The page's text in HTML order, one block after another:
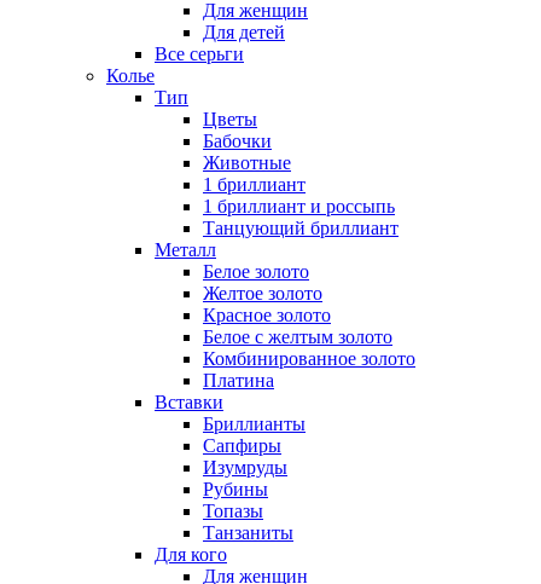
Для женщин
Для детей
Все серьги
Колье
Тип
Цветы
Бабочки
Животные
1 бриллиант
1 бриллиант и россыпь
Танцующий бриллиант
Металл
Белое золото
Желтое золото
Красное золото
Белое с желтым золото
Комбинированное золото
Платина
Вставки
Бриллианты
Сапфиры
Изумруды
Рубины
Топазы
Танзаниты
Для кого
Для женщин